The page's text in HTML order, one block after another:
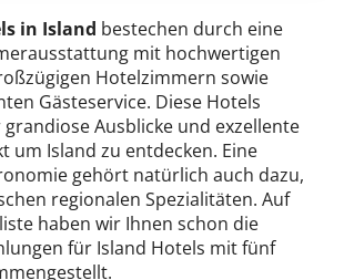
in Island bestechen durch eine
mit hochwertigen
Hotelzimmern sowie
Gästeservice. Diese Hotels
Ausblicke und exzellente
um Island zu entdecken. Eine
gehört natürlich auch dazu,
regionalen Spezialitäten. Auf
haben wir Ihnen schon die
für Island Hotels mit fünf